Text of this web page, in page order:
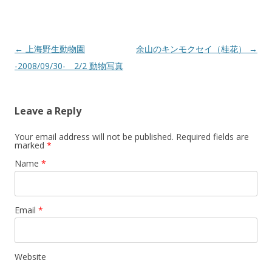
Post navigation
← 上海野生動物園
-2008/09/30- 2/2 動物写真
余山のキンモクセイ（桂花） →
Leave a Reply
Your email address will not be published. Required fields are
marked *
Name *
Email *
Website